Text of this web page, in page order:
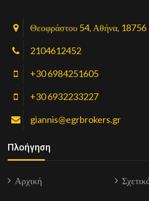
Θεοφράστου 54, Αθήνα, 18756
2104612452
+30 6984251605
+30 6932233227
giannis@egrbrokers.gr
Πλοήγηση
Αρχική